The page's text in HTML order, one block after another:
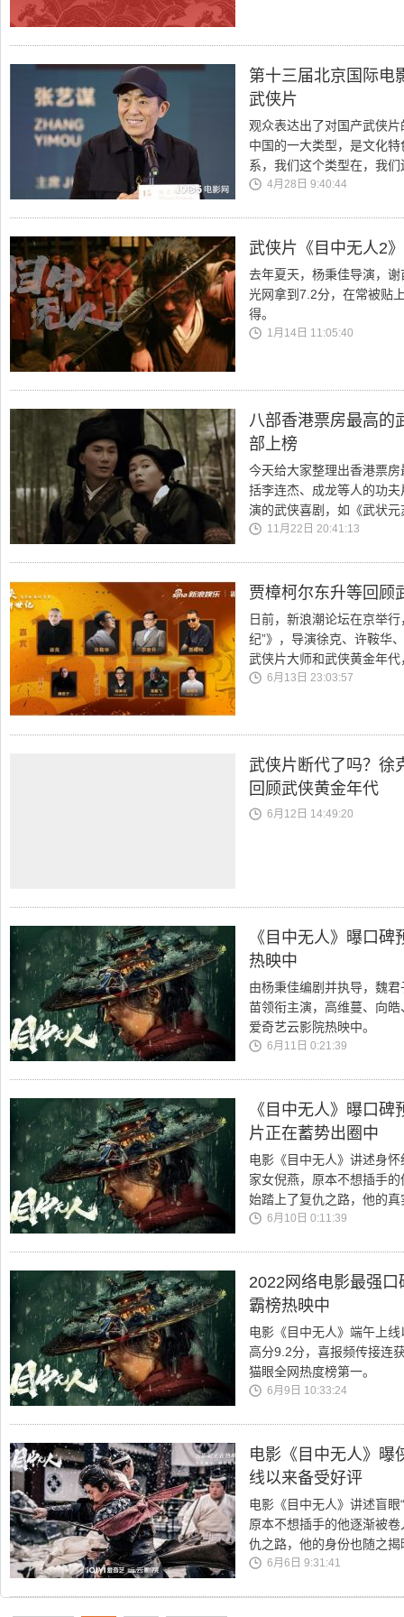
第十三届北京国际电
武侠片
观众表达出了对国产武侠
中国的一大类型，是文化
系，我们这个类型在，我
4月28日 9:40:44
武侠片《目中无人2
去年夏天，杨秉佳导演，
光网拿到7.2分，在常被贴
得。
1月14日 11:05:40
八部香港票房最高的
部上榜
今天给大家整理出香港票
括李连杰、成龙等人的功
演的武侠喜剧，如《武状
11月22日 20:41:13
贾樟柯尔东升等回顾
日前，新浪潮论坛在京举
纪”》，导演徐克、许鞍华
武侠片大师和武侠黄金年
6月13日 23:03:57
武侠片断代了吗？徐
回顾武侠黄金年代
6月12日 14:49:20
《目中无人》曝口
热映中
由杨秉佳编剧并执导，魏
苗领衔主演，高维蔓、向
爱奇艺云影院热映中。
6月11日 0:21:39
《目中无人》曝口
片正在蓄势出圈中
电影《目中无人》讲述身
家女倪燕，原本不想插手
始踏上了复仇之路，他的
6月10日 0:11:39
2022网络电影最强
霸榜热映中
电影《目中无人》端午上
高分9.2分，喜报频传接连
猫眼全网热度榜第一。
6月9日 10:33:24
电影《目中无人》曝
线以来备受好评
电影《目中无人》讲述盲
原本不想插手的他逐渐被
仇之路，他的身份也随之揭
6月6日 9:31:41